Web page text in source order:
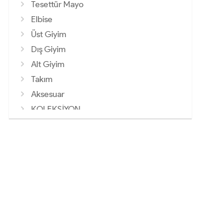
Tesettür Mayo
Elbise
Üst Giyim
Dış Giyim
Alt Giyim
Takım
Aksesuar
KOLEKSİYON